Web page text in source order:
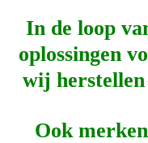
In de loop
oplossingen
wij
Ook